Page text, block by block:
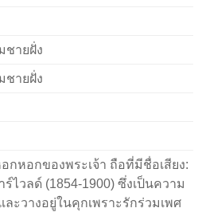
ชายฝั่ง
ชายฝั่ง
กหอกของพระเจ้า ถือที่มีชื่อเสียง:
ร์ไวลด์ (1854-1900) ซึ่งเป็นความ
ละวางอยู่ในคุกเพราะรักร่วมเพศ